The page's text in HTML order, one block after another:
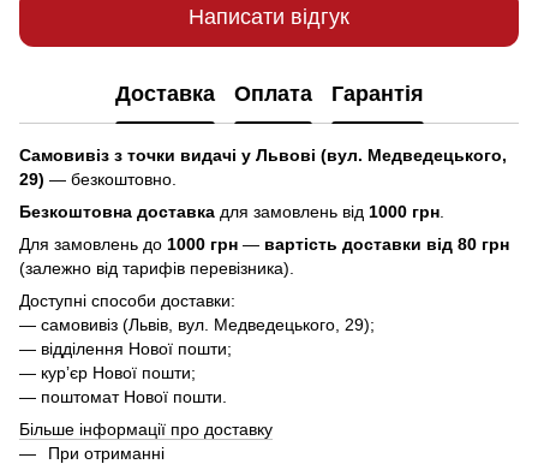
Написати відгук
Доставка Оплата Гарантія
Самовивіз з точки видачі у Львові (вул. Медведецького,
29) — безкоштовно.
Безкоштовна доставка для замовлень від 1000 грн
Для замовлень до 1000 грн — вартість доставки від 80 грн
(залежно від тарифів перевізника).
Доступні способи доставки:
— самовивіз (Львів, вул. Медведецького, 29);
— відділення Нової пошти;
— курʼєр Нової пошти;
— поштомат Нової пошти.
Більше інформації про доставку
При отриманні